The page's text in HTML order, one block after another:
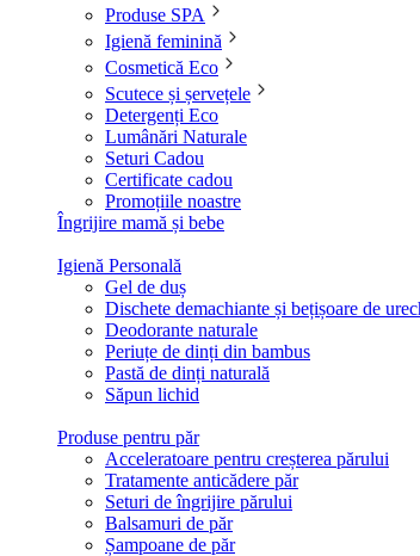
Produse SPA
Igienă feminină
Cosmetică Eco
Scutece și șervețele
Detergenți Eco
Lumânări Naturale
Seturi Cadou
Certificate cadou
Promoțiile noastre
Îngrijire mamă și bebe
Igienă Personală
Gel de duș
Dischete demachiante și bețișoare de
Deodorante naturale
Periuțe de dinți din bambus
Pastă de dinți naturală
Săpun lichid
Produse pentru păr
Acceleratoare pentru creșterea părului
Tratamente anticădere păr
Seturi de îngrijire părului
Balsamuri de păr
Șampoane de păr